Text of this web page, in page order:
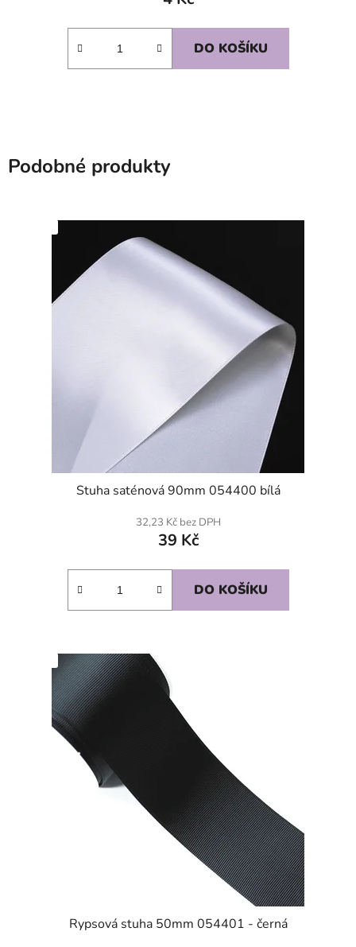
DO KOŠÍKU
Podobné produkty
Stuha saténová 90mm 054400 bílá
32,23 Kč bez DPH
39 Kč
DO KOŠÍKU
Rypsová stuha 50mm 054401 - černá